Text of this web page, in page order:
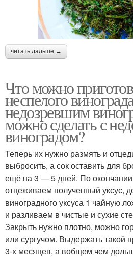
читать дальше →
Что можно
неспелого
недозревшим
можно сделать с
виноградом?
Теперь их нужно размять и
выбросить, а сок оставить для
ещё на 3 — 5 дней. По окончании
отцеживаем полученный уксус,
виноградного уксуса 1 чайную
и разливаем в чистые и сухие
Закрыть нужно плотно, можно
или сургучом. Выдержать такой
3-х месяцев, а вобщем чем